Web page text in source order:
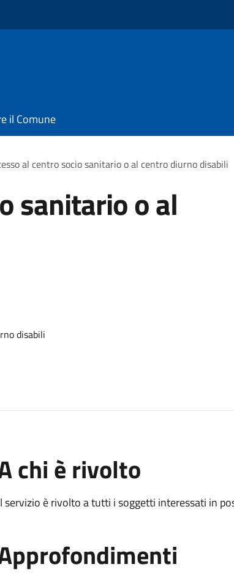
il Comune
al centro socio sanitario o al centro diurno disabili
sanitario o al
disabili
chi è rivolto
servizio è rivolto a tutti i soggetti interessati in